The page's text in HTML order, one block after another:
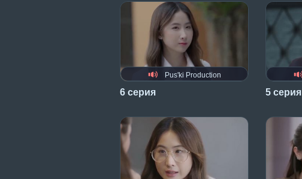
Pus'ki Production
6 серия 5 серия